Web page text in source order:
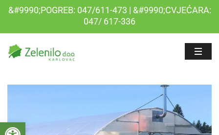
Open toolbar
&#9990;POGREB: 047/611-473 | &#9990;CVJEĆARA:
047/ 617-336